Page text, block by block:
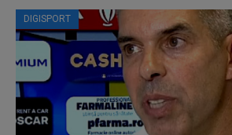
DIGISPORT